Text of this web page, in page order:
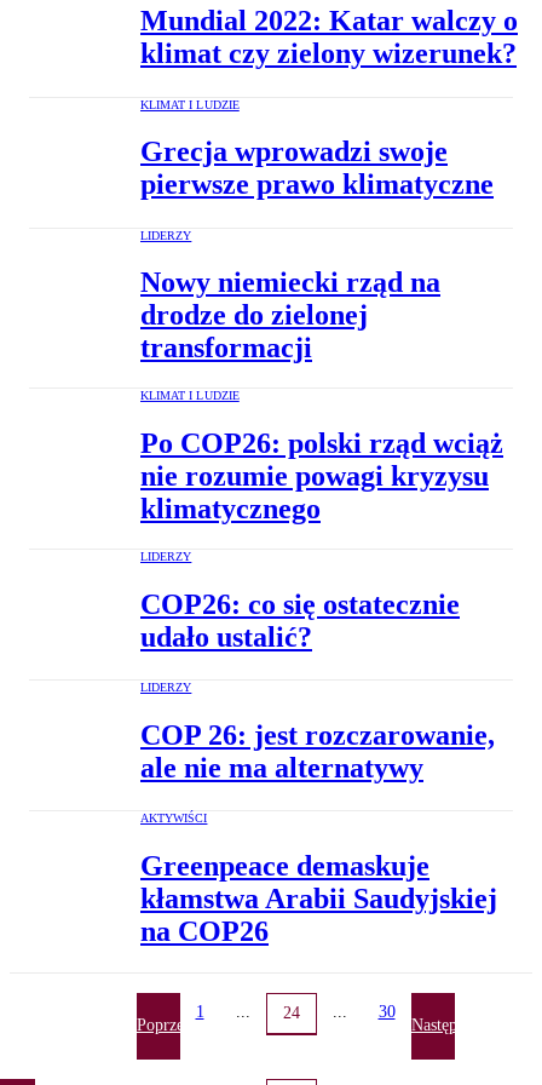
Mundial 2022: Katar walczy o
klimat czy zielony wizerunek?
KLIMAT I LUDZIE
Grecja wprowadzi swoje
pierwsze prawo klimatyczne
LIDERZY
Nowy niemiecki rząd na
drodze do zielonej
transformacji
KLIMAT I LUDZIE
Po COP26: polski rząd wciąż
nie rozumie powagi kryzysu
klimatycznego
LIDERZY
COP26: co się ostatecznie
udało ustalić?
LIDERZY
COP 26: jest rozczarowanie,
ale nie ma alternatywy
AKTYWIŚCI
Greenpeace demaskuje
kłamstwa Arabii Saudyjskiej
na COP26
Poprzednia
1 24 30
Następna